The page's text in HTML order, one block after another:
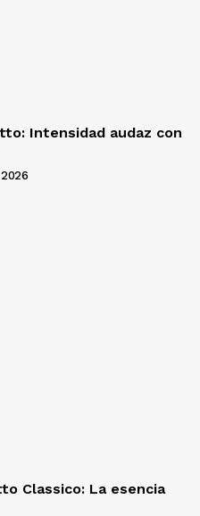
Intensidad audaz con
Classico: La esencia